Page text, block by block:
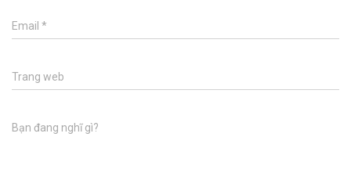
Email *
Trang web
Bạn đang nghĩ gì?